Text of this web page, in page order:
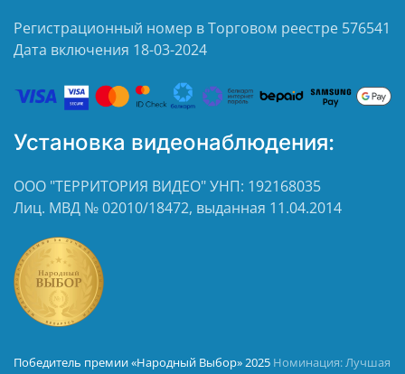
Регистрационный номер в Торговом реестре 576541
Дата включения 18-03-2024
Установка видеонаблюдения:
ООО "ТЕРРИТОРИЯ ВИДЕО" УНП: 192168035
Лиц. МВД № 02010/18472, выданная 11.04.2014
Победитель премии «Народный Выбор» 2025 Номинация: Лучшая